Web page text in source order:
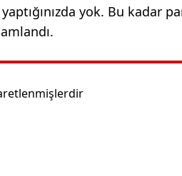
yok. Bu kadar